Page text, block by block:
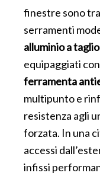
finestre sono
serramenti
alluminio a
equipaggiati con
ferramenta
multipunto e
resistenza agli
forzata. In una
accessi
infissi